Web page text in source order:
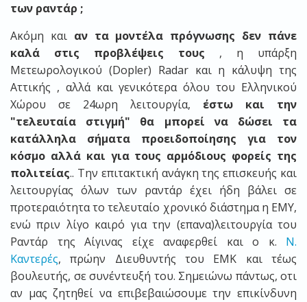
των ραντάρ ;
Ακόμη και αν τα μοντέλα πρόγνωσης δεν πάνε
καλά στις προβλέψεις τους , η υπάρξη
Μετεωρολογικού (Dopler) Radar και η κάλυψη της
Αττικής , αλλά και γενικότερα όλου του Ελληνικού
Χώρου σε 24ωρη λειτουργία, έστω και την
"τελευταία στιγμή" θα μπορεί να δώσει τα
κατάλληλα σήματα προειδοποίησης για τον
κόσμο αλλά και για τους αρμόδιους φορείς της
πολιτείας.. Την επιτακτική ανάγκη της επισκευής και
λειτουργίας όλων των ραντάρ έχει ήδη βάλει σε
προτεραιότητα το τελευταίο χρονικό διάστημα η ΕΜΥ,
ενώ πριν λίγο καιρό για την (επανα)λειτουργία του
Ραντάρ της Αίγινας είχε αναφερθεί και ο κ. Ν.
Καντερές, πρώην Διευθυντής του ΕΜΚ και τέως
βουλευτής, σε συνέντευξή του. Σημειώνω πάντως, οτι
αν μας ζητηθεί να επιβεβαιώσουμε την επικίνδυνη